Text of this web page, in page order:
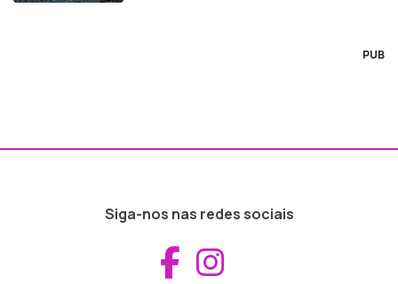
PUB
Siga-nos nas redes sociais
Aceder ao